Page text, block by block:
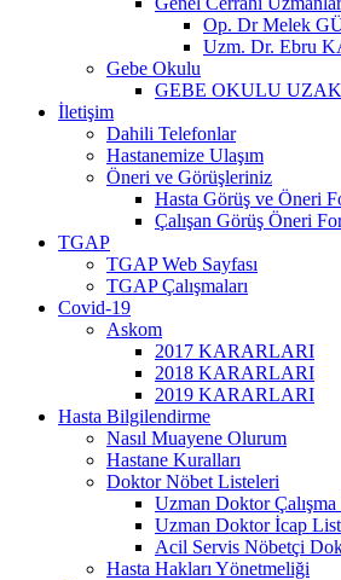
Op. Dr Melek
Uzm. Dr. Ebru
Gebe Okulu
GEBE OKULU
İletişim
Dahili Telefonlar
Hastanemize Ulaşım
Öneri ve Görüşleriniz
Hasta Görüş ve Öneri
Çalışan Görüş Öneri
TGAP
TGAP Web Sayfası
TGAP Çalışmaları
Covid-19
Askom
2017 KARARLARI
2018 KARARLARI
2019 KARARLARI
Hasta Bilgilendirme
Nasıl Muayene Olurum
Hastane Kuralları
Doktor Nöbet Listeleri
Uzman Doktor Çalışma
Uzman Doktor İcap
Acil Servis Nöbetçi
Hasta Hakları Yönetmeliği